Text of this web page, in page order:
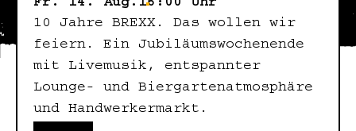
Fr. 14. Aug. 16:00 Uhr
10 Jahre BREXX. Das wollen wir
feiern. Ein Jubiläumswochenende
mit Livemusik, entspannter
Lounge- und Biergartenatmosphäre
und Handwerkermarkt.